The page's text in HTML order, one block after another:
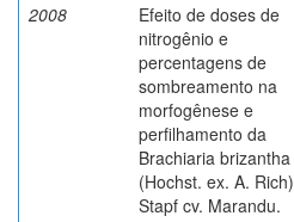
2008
Efeito de doses de
nitrogênio e
percentagens de
sombreamento na
morfogênese e
perfilhamento da
Brachiaria brizantha
(Hochst. ex. A. Rich)
Stapf cv. Marandu.